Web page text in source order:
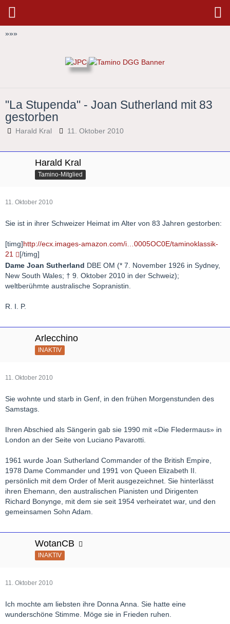
»»»
"La Stupenda" - Joan Sutherland mit 83
gestorben
Harald Kral 11. Oktober 2010
Harald Kral
Tamino-Mitglied
11. Oktober 2010
Sie ist in ihrer Schweizer Heimat im Alter von 83 Jahren gestorben:
[timg]http://ecx.images-amazon.com/i…0005OC0E/taminoklassik-
21
[/timg]
Dame Joan Sutherland DBE OM (* 7. November 1926 in Sydney,
New South Wales; † 9. Oktober 2010 in der Schweiz);
weltberühmte australische Sopranistin.
R. I. P.
Arlecchino
INAKTIV
11. Oktober 2010
Sie wohnte und starb in Genf, in den frühen Morgenstunden des
Samstags.
Ihren Abschied als Sängerin gab sie 1990 mit «Die Fledermaus» in
London an der Seite von Luciano Pavarotti.
1961 wurde Joan Sutherland Commander of the British Empire,
1978 Dame Commander und 1991 von Queen Elizabeth II.
persönlich mit dem Order of Merit ausgezeichnet. Sie hinterlässt
ihren Ehemann, den australischen Pianisten und Dirigenten
Richard Bonynge, mit dem sie seit 1954 verheiratet war, und den
gemeinsamen Sohn Adam.
WotanCB
INAKTIV
11. Oktober 2010
Ich mochte am liebsten ihre Donna Anna. Sie hatte eine
wunderschöne Stimme. Möge sie in Frieden ruhen.